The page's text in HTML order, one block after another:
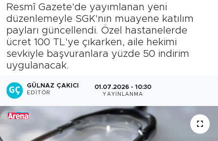
Resmî Gazete'de yayımlanan yeni
düzenlemeyle SGK'nın muayene katılım
payları güncellendi. Özel hastanelerde
ücret 100 TL'ye çıkarken, aile hekimi
sevkiyle başvuranlara yüzde 50 indirim
uygulanacak.
GÜLNAZ ÇAKICI
EDITÖR
01.07.2026 - 10:30
YAYINLANMA
Son Dakika Haberleri
Haber Arşivi